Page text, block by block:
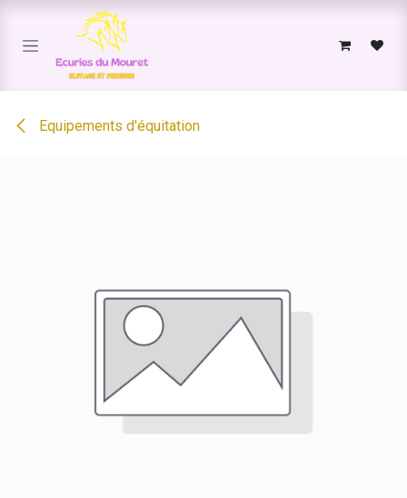
Se rendre au contenu
Equipements d'équitation